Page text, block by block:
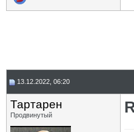
13.12.2022, 06:20
Тартарен
Продвинутый